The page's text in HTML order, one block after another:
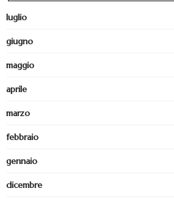
luglio
giugno
maggio
aprile
marzo
febbraio
gennaio
dicembre